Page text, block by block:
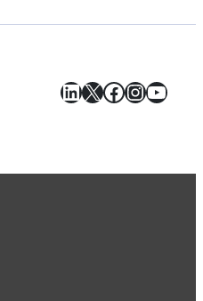
LinkedIn
X Facebook